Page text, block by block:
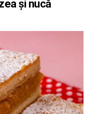
și nucă